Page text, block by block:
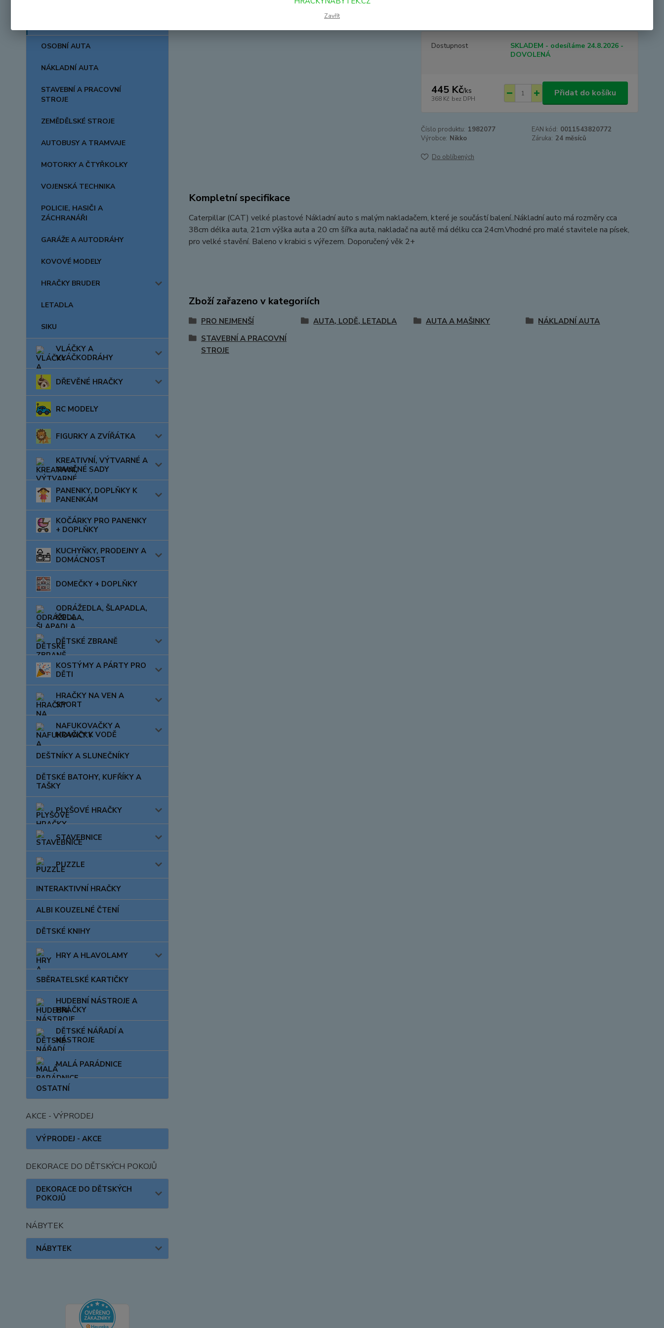
OSOBNÍ AUTA
NÁKLADNÍ AUTA
STAVEBNÍ A PRACOVNÍ
STROJE
ZEMĚDĚLSKÉ STROJE
AUTOBUSY A TRAMVAJE
MOTORKY A ČTYŘKOLKY
VOJENSKÁ TECHNIKA
POLICIE, HASIČI A
ZÁCHRANÁŘI
GARÁŽE A AUTODRÁHY
KOVOVÉ MODELY
HRAČKY BRUDER
LETADLA
SIKU
VLÁČKY A
VLÁČKODRÁHY
DŘEVĚNÉ HRAČKY
RC MODELY
FIGURKY A ZVÍŘÁTKA
KREATIVNÍ, VÝTVARNÉ A
NAUČNÉ SADY
PANENKY, DOPLŇKY K
PANENKÁM
KOČÁRKY PRO PANENKY
+ DOPLŇKY
KUCHYŇKY, PRODEJNY A
DOMÁCNOST
DOMEČKY + DOPLŇKY
ODRÁŽEDLA, ŠLAPADLA,
KOLA
DĚTSKÉ ZBRANĚ
KOSTÝMY A PÁRTY PRO
DĚTI
HRAČKY NA VEN A
SPORT
NAFUKOVAČKY A
HRAČKY K VODĚ
DEŠTNÍKY A SLUNEČNÍKY
DĚTSKÉ BATOHY, KUFŘÍKY A
TAŠKY
PLYŠOVÉ HRAČKY
STAVEBNICE
PUZZLE
INTERAKTIVNÍ HRAČKY
ALBI KOUZELNÉ ČTENÍ
DĚTSKÉ KNIHY
HRY A HLAVOLAMY
SBĚRATELSKÉ KARTIČKY
HUDEBNÍ NÁSTROJE A
HRAČKY
DĚTSKÉ NÁŘADÍ A
NÁSTROJE
MALÁ PARÁDNICE
OSTATNÍ
AKCE - VÝPRODEJ
VÝPRODEJ - AKCE
DEKORACE DO DĚTSKÝCH POKOJŮ
DEKORACE DO DĚTSKÝCH
POKOJŮ
NÁBYTEK
NÁBYTEK
Dostupnost
SKLADEM - odesíláme 24.8.2026 -
DOVOLENÁ
445 Kč/ks
368 Kč bez DPH
Přidat do košíku
Číslo produktu: 1982077 EAN kód: 0011543820772
Výrobce: Nikko Záruka: 24 měsíců
Do oblíbených
Kompletní specifikace
Caterpillar (CAT) velké plastové Nákladní auto s malým nakladačem, které je součástí balení..Nákladní auto má rozměry cca
38cm délka auta, 21cm výška auta a 20 cm šířka auta, nakladač na autě má délku cca 24cm.Vhodné pro malé stavitele na písek,
pro velké stavění. Baleno v krabici s výřezem. Doporučený věk 2+
Zboží zařazeno v kategoriích
PRO NEJMENŠÍ AUTA, LODĚ, LETADLA AUTA A MAŠINKY
NÁKLADNÍ AUTA
STAVEBNÍ A PRACOVNÍ
STROJE
Zavřít